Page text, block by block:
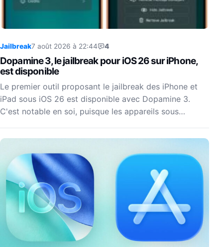
Jailbreak7 août 2026 à 22:44 4
Dopamine 3, le jailbreak pour iOS 26 sur iPhone,
est disponible
Le premier outil proposant le jailbreak des iPhone et
iPad sous iOS 26 est disponible avec Dopamine 3.
C'est notable en soi, puisque les appareils sous…